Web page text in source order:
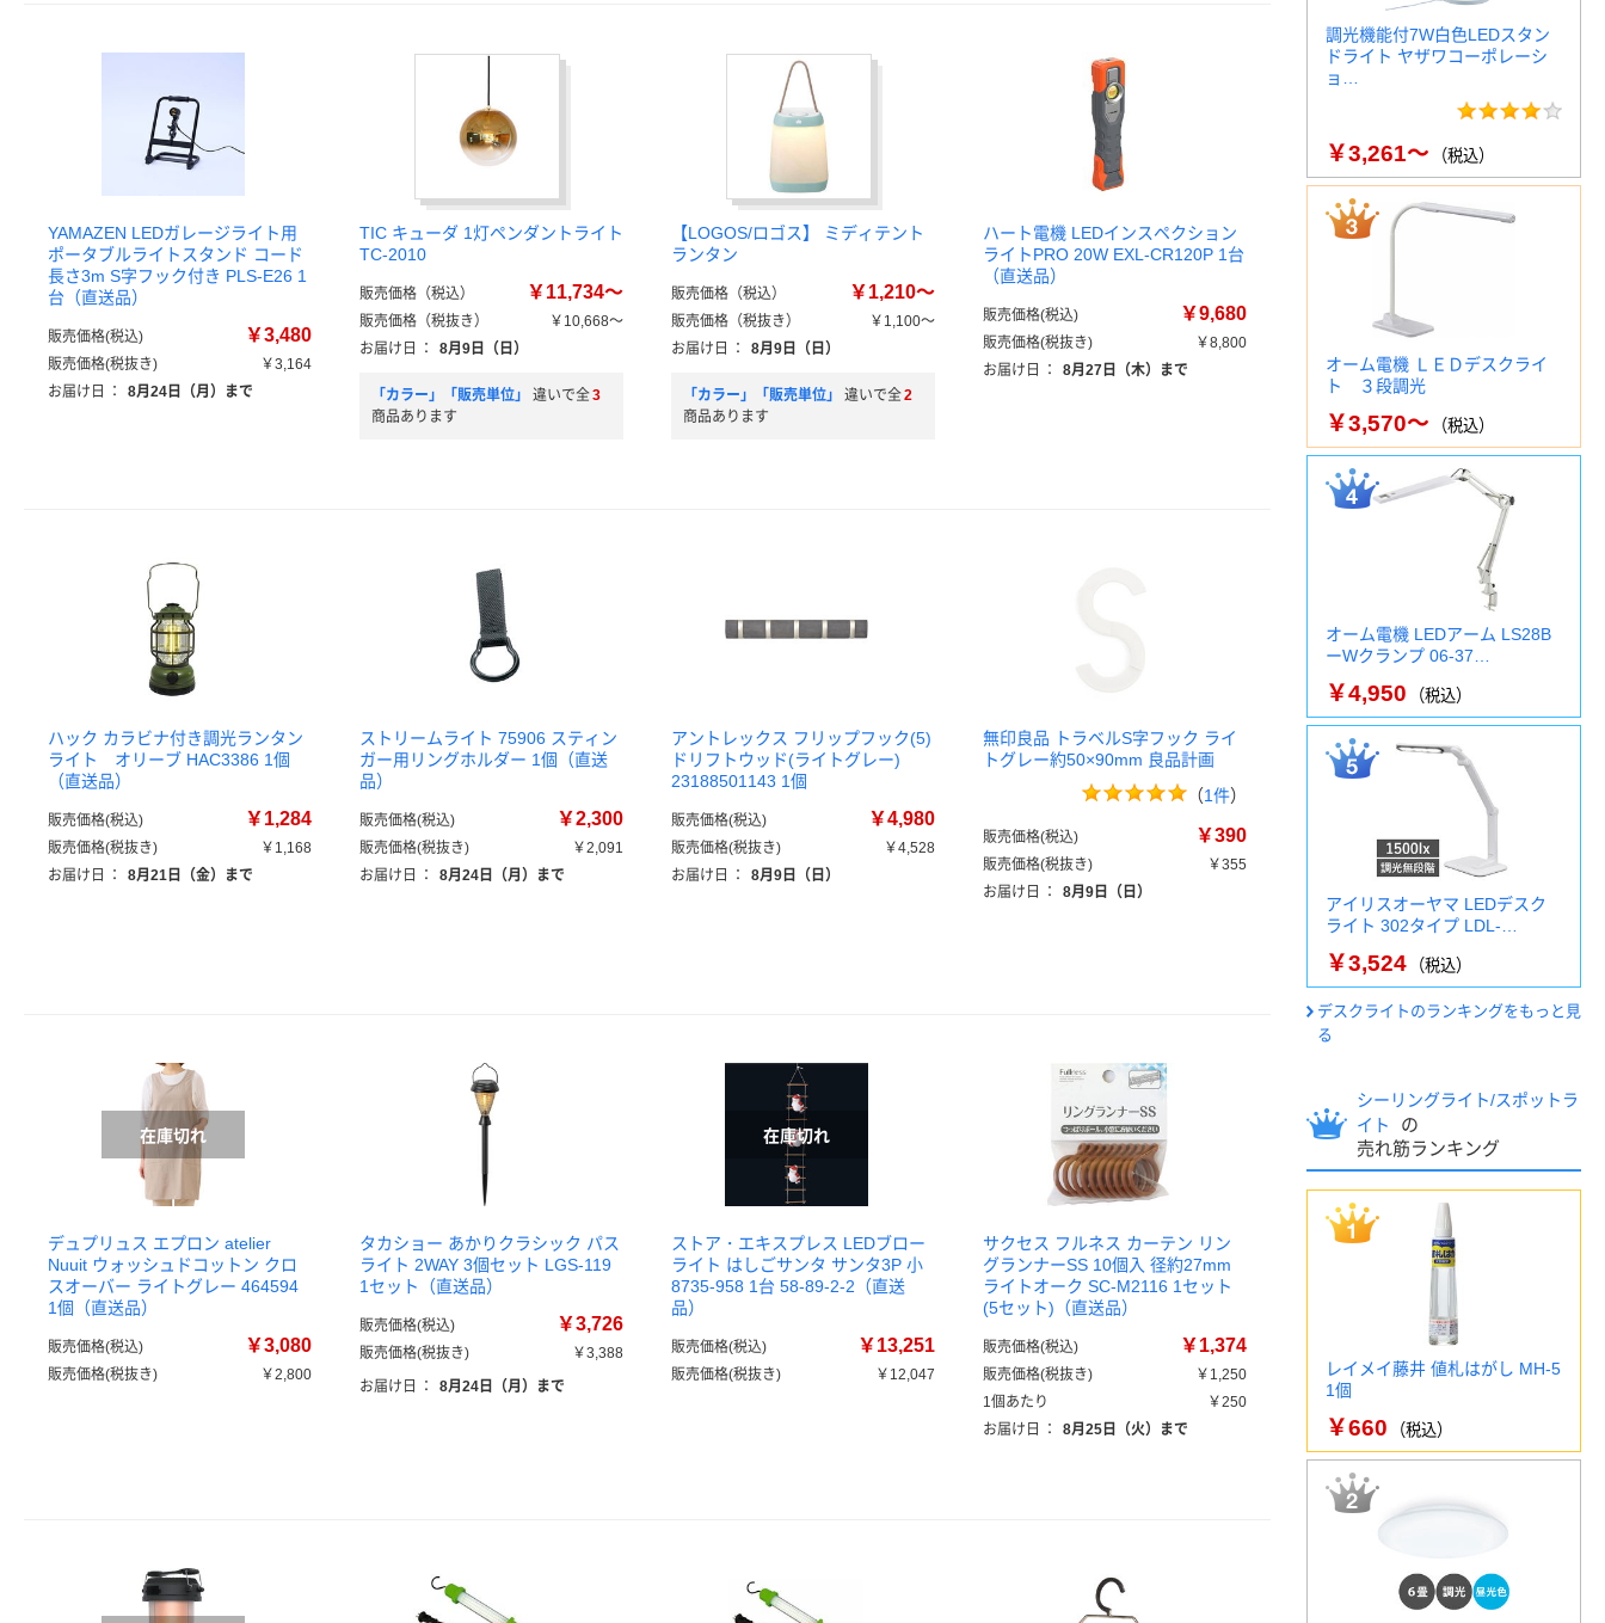
YAMAZEN LEDガレージライト用
ポータブルライトスタンド コード
長さ3m S字フック付き PLS-E26 1
台（直送品）
販売価格(税込) ￥3,480
販売価格(税抜き)
￥3,164
お届け日
： 8月24日（月）まで
TIC キューダ 1灯ペンダントライト
TC-2010
販売価格（税込） ￥11,734～
販売価格（税抜き）
￥10,668～
お届け日
： 8月9日（日）
「カラー」「販売単位」 違いで全3
商品あります
【LOGOS/ロゴス】 ミディテント
ランタン
販売価格（税込） ￥1,210～
販売価格（税抜き）
￥1,100～
お届け日
： 8月9日（日）
「カラー」「販売単位」 違いで全2
商品あります
ハート電機 LEDインスペクション
ライトPRO 20W EXL-CR120P 1台
（直送品）
販売価格(税込) ￥9,680
販売価格(税抜き)
￥8,800
お届け日
： 8月27日（木）まで
ハック カラビナ付き調光ランタン
ライト オリーブ HAC3386 1個
（直送品）
販売価格(税込) ￥1,284
販売価格(税抜き)
￥1,168
お届け日
： 8月21日（金）まで
ストリームライト 75906 スティン
ガー用リングホルダー 1個（直送
品）
販売価格(税込) ￥2,300
販売価格(税抜き)
￥2,091
お届け日
： 8月24日（月）まで
アントレックス フリップフック(5)
ドリフトウッド(ライトグレー)
23188501143 1個
販売価格(税込) ￥4,980
販売価格(税抜き)
￥4,528
お届け日
： 8月9日（日）
無印良品 トラベルS字フック ライ
トグレー約50×90mm 良品計画
（1件）
販売価格(税込) ￥390
販売価格(税抜き)
￥355
お届け日
： 8月9日（日）
デュプリュス エプロン atelier
Nuuit ウォッシュドコットン クロ
スオーバー ライトグレー 464594
1個（直送品）
販売価格(税込) ￥3,080
販売価格(税抜き) ￥2,800
タカショー あかりクラシック パス
ライト 2WAY 3個セット LGS-119
1セット（直送品）
販売価格(税込) ￥3,726
販売価格(税抜き)
￥3,388
お届け日
： 8月24日（月）まで
ストア・エキスプレス LEDブロー
ライト はしごサンタ サンタ3P 小
8735-958 1台 58-89-2-2（直送
品）
販売価格(税込) ￥13,251
販売価格(税抜き) ￥12,047
サクセス フルネス カーテン リン
グランナーSS 10個入 径約27mm
ライトオーク SC-M2116 1セット
(5セット)（直送品）
販売価格(税込) ￥1,374
販売価格(税抜き)
￥1,250
1個あたり
￥250
お届け日
： 8月25日（火）まで
調光機能付7W白色LEDスタン
ドライト ヤザワコーポレーシ
ョ…
￥3,261～ （税込）
オーム電機 ＬＥＤデスクライ
ト ３段調光
￥3,570～ （税込）
オーム電機 LEDアーム LS28B
ーWクランプ 06-37…
￥4,950 （税込）
アイリスオーヤマ LEDデスク
ライト 302タイプ LDL-…
￥3,524 （税込）
デスクライトのランキングをもっと見
る
シーリングライト/スポットラ
イト
の
売れ筋ランキング
レイメイ藤井 値札はがし MH-5
1個
￥660 （税込）